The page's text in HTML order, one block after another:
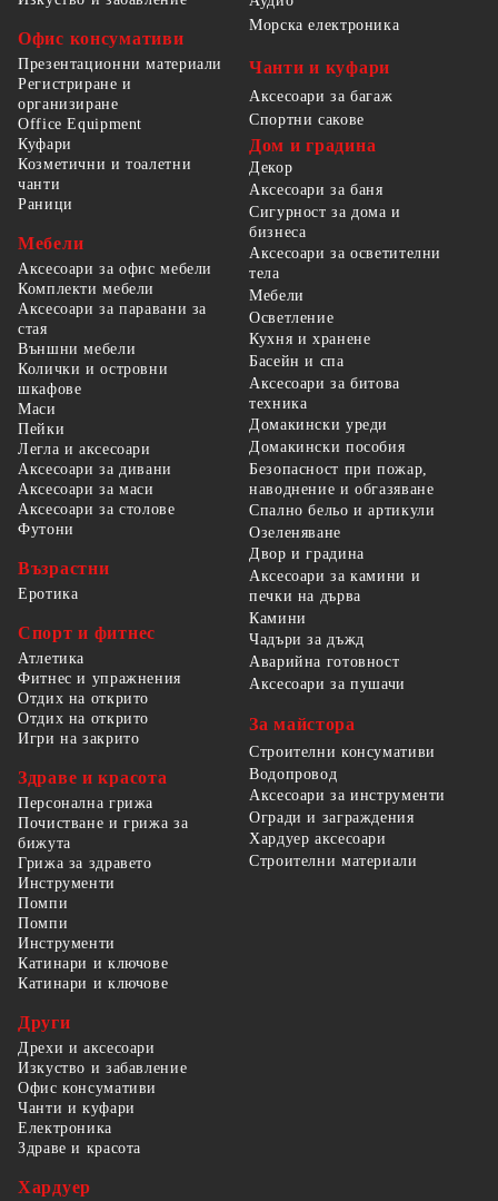
Офис консумативи
Презентационни материали
Регистриране и
организиране
Office Equipment
Морска електроника
Чанти и куфари
Аксесоари за багаж
Спортни сакове
Куфари
Козметични и тоалетни
чанти
Раници
Мебели
Аксесоари за офис мебели
Комплекти мебели
Аксесоари за паравани за
стая
Външни мебели
Колички и островни
шкафове
Маси
Пейки
Легла и аксесоари
Аксесоари за дивани
Аксесоари за маси
Аксесоари за столове
Футони
Възрастни
Еротика
Спорт и фитнес
Атлетика
Фитнес и упражнения
Отдих на открито
Отдих на открито
Игри на закрито
Здраве и красота
Персонална грижа
Почистване и грижа за
бижута
Грижа за здравето
Дом и градина
Декор
Аксесоари за баня
Сигурност за дома и
бизнеса
Аксесоари за осветителни
тела
Мебели
Осветление
Кухня и хранене
Басейн и спа
Аксесоари за битова
техника
Домакински уреди
Домакински пособия
Безопасност при пожар,
наводнение и обгазяване
Спално бельо и артикули
Озеленяване
Двор и градина
Аксесоари за камини и
печки на дърва
Камини
Чадъри за дъжд
Аварийна готовност
Аксесоари за пушачи
За майстора
Строителни консумативи
Водопровод
Аксесоари за инструменти
Огради и заграждения
Хардуер аксесоари
Строителни материали
Инструменти
Помпи
Помпи
Инструменти
Катинари и ключове
Катинари и ключове
Други
Дрехи и аксесоари
Изкуство и забавление
Офис консумативи
Чанти и куфари
Електроника
Здраве и красота
Хардуер